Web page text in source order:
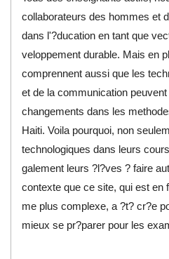
collaborateurs des hommes et
dans l'?ducation en tant que
veloppement durable. Mais en
comprennent aussi que les
et de la communication
changements dans les
Haiti. Voila pourquoi, non
technologiques dans leurs
galement leurs ?l?ves ? faire
contexte que ce site, qui est en
me plus complexe, a ?t? cr?e
mieux se pr?parer pour les